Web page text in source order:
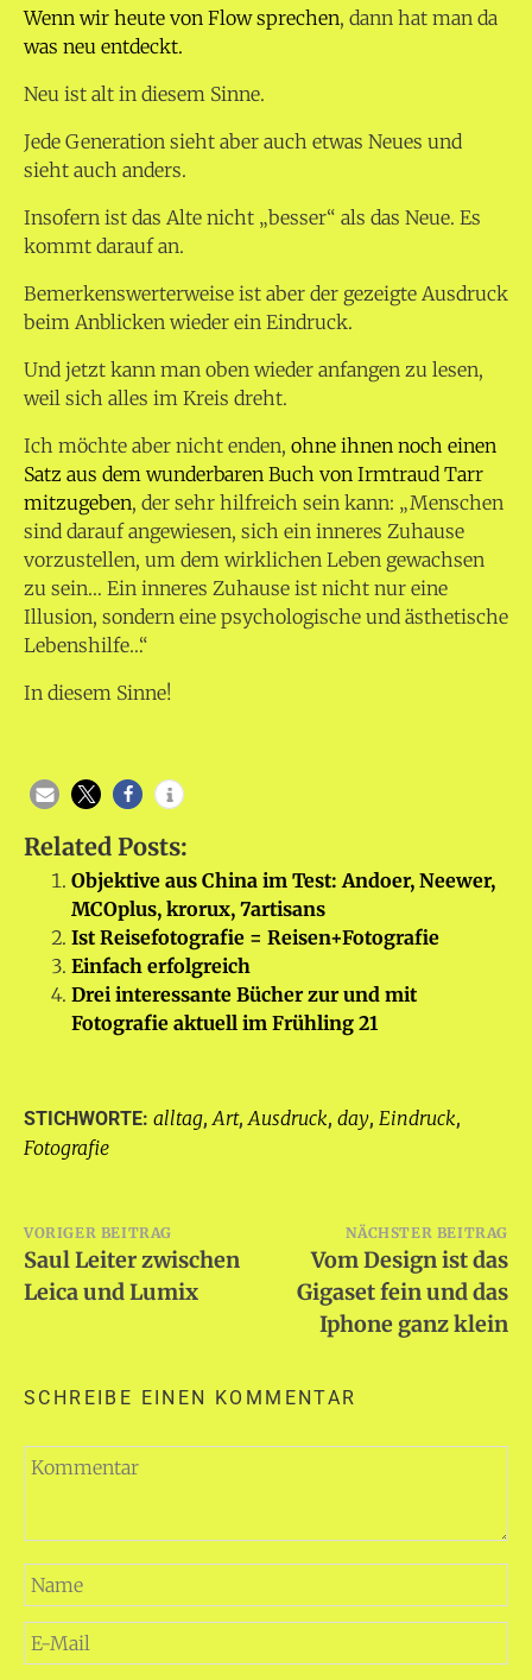
Wenn wir heute von Flow sprechen, dann hat man da
was neu entdeckt.
Neu ist alt in diesem Sinne.
Jede Generation sieht aber auch etwas Neues und
sieht auch anders.
Insofern ist das Alte nicht „besser“ als das Neue. Es
kommt darauf an.
Bemerkenswerterweise ist aber der gezeigte Ausdruck
beim Anblicken wieder ein Eindruck.
Und jetzt kann man oben wieder anfangen zu lesen,
weil sich alles im Kreis dreht.
Ich möchte aber nicht enden, ohne ihnen noch einen
Satz aus dem wunderbaren Buch von Irmtraud Tarr
mitzugeben, der sehr hilfreich sein kann: „Menschen
sind darauf angewiesen, sich ein inneres Zuhause
vorzustellen, um dem wirklichen Leben gewachsen
zu sein… Ein inneres Zuhause ist nicht nur eine
Illusion, sondern eine psychologische und ästhetische
Lebenshilfe…“
In diesem Sinne!
Related Posts:
Objektive aus China im Test: Andoer, Neewer,
MCOplus, krorux, 7artisans
Ist Reisefotografie = Reisen+Fotografie
Einfach erfolgreich
Drei interessante Bücher zur und mit
Fotografie aktuell im Frühling 21
STICHWORTE: alltag, Art, Ausdruck, day, Eindruck,
Fotografie
Beitragsnavigation
VORIGER BEITRAG
Saul Leiter zwischen
Leica und Lumix
NÄCHSTER BEITRAG
Vom Design ist das
Gigaset fein und das
Iphone ganz klein
SCHREIBE EINEN KOMMENTAR